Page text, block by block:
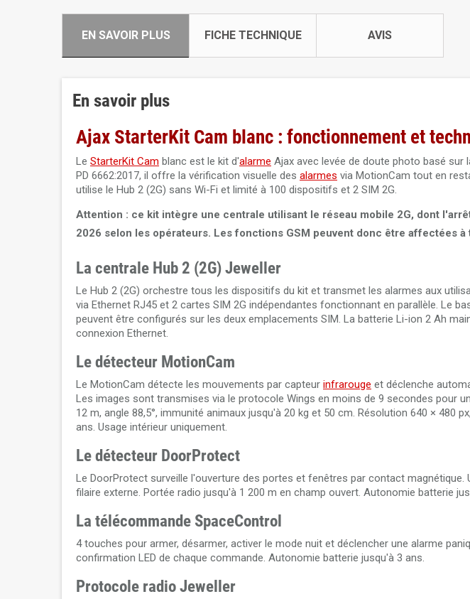
EN SAVOIR PLUS FICHE TECHNIQUE AVIS
En savoir plus
Ajax StarterKit Cam blanc : fonctionnement et
Le StarterKit Cam blanc est le kit d'alarme Ajax avec levée de doute photo basé sur
PD 6662:2017, il offre la vérification visuelle des alarmes via MotionCam tout en
utilise le Hub 2 (2G) sans Wi-Fi et limité à 100 dispositifs et 2 SIM 2G.
Attention : ce kit intègre une centrale utilisant le réseau mobile 2G, dont
2026 selon les opérateurs. Les fonctions GSM peuvent donc être affectées à
La centrale Hub 2 (2G) Jeweller
Le Hub 2 (2G) orchestre tous les dispositifs du kit et transmet les alarmes aux
via Ethernet RJ45 et 2 cartes SIM 2G indépendantes fonctionnant en parallèle. Le
peuvent être configurés sur les deux emplacements SIM. La batterie Li-ion 2 Ah
connexion Ethernet.
Le détecteur MotionCam
Le MotionCam détecte les mouvements par capteur infrarouge et déclenche
Les images sont transmises via le protocole Wings en moins de 9 secondes pour
12 m, angle 88,5°, immunité animaux jusqu'à 20 kg et 50 cm. Résolution 640 × 480
ans. Usage intérieur uniquement.
Le détecteur DoorProtect
Le DoorProtect surveille l'ouverture des portes et fenêtres par contact magnétique.
filaire externe. Portée radio jusqu'à 1 200 m en champ ouvert. Autonomie batterie
La télécommande SpaceControl
4 touches pour armer, désarmer, activer le mode nuit et déclencher une alarme
confirmation LED de chaque commande. Autonomie batterie jusqu'à 3 ans.
Protocole radio Jeweller